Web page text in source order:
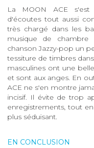
La MOON ACE
d'écoutes tout aussi
très chargé dans les
musique de
chanson Jazzy-pop un
tessiture de timbres
masculines ont une
et sont aux anges. En
ACE ne s'en montre
incisif. Il évite de trop
enregistrements, tout
plus séduisant.
EN CONCLUSION